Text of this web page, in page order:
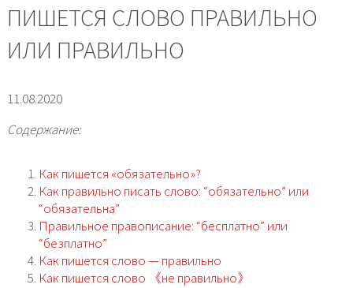
ПИШЕТСЯ СЛОВО ПРАВИЛЬНО
ИЛИ ПРАВИЛЬНО
11.08.2020
Содержание:
Как пишется «обязательно»?
Как правильно писать слово: “обязательно” или
“обязательна”
Правильное правописание: “бесплатно” или
“безплатно”
Как пишется слово — правильно
Как пишется слово 《не правильно》